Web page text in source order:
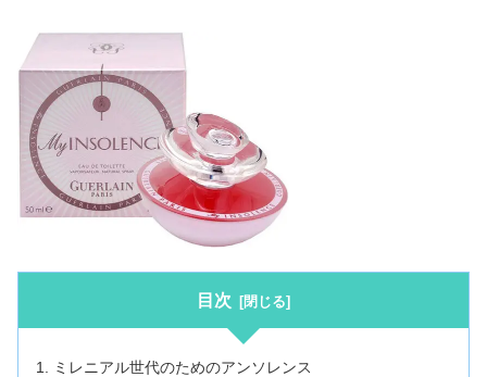
目次
ミレニアル世代のためのアンソレンス